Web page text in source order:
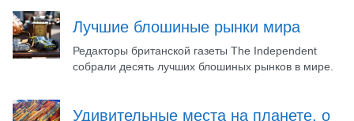
Лучшие блошиные рынки мира
Редакторы британской газеты The Independent
собрали десять лучших блошиных рынков в мире.
Удивительные места на планете, о